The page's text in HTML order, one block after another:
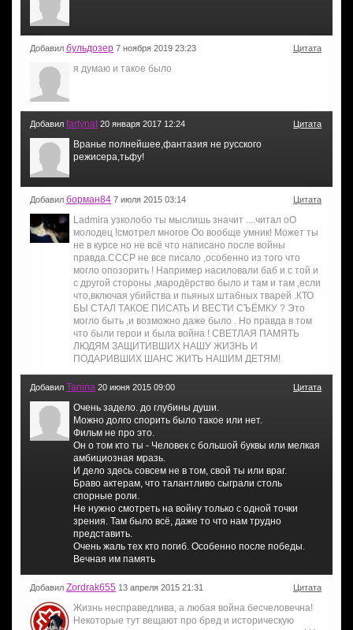
Добавил бульдозер 7 ноября 2019 23:23 Цитата
я думаю и такое было
Добавил fartynat 20 января 2017 12:24 Цитата
Вранье полнейшее,фантазия не русского
режисера,тьфу!
Добавил борман84 7 июля 2015 03:14 Цитата
Ladmira узколобо ты мыслишь значит ....читал оО
молодец !смотрел многое Оо вообще умник! Может ты
не в курсе но не всё что написано после войны
правда.СССР не все писало ,особенно из того что
могло опозорить ! Например насиловали баб и с той и
с другой стороны ,мародёрство было и там и там ,если
что,включая убийства и пьяных штабных тварей .КТО
БЫ СТАЛ ТАКОЕ ПИСАТЬ И ВЕСТИ СЪЁМКУ ? Это
могло быть ,и возможно даже было . Но правда в том
что были герои и была война ! СВЕТЛАЯ ПАМЯТЬ
ЛЮДЯМ ЗАЩИТИВШИХ НАШУ ЖИЗНЬ И
ПОДАРИВШИХ ШАНС ЖИТЬ НАШИМ ДЕТЯМ!
Добавил Tanina 20 июня 2015 09:00 Цитата
Очень задело. до глубины души.
Можно долго спорить было такое или нет.
Фильм не про это.
Он о том кто ты - Человек с большой буквы или мелкая
амбициозная мразь.
И дело здесь совсем не в том, свой ты или враг.
Браво актерам, что талантливо сыграли столь
спорные роли.
Не нужно смотреть на войну только с одной точки
зрения. Там было всё, даже то что нам трудно
представить.
Очень жаль тех кто погиб. Особенно после победы.
Вечная им память
Добавил Zordrak655 13 апреля 2015 21:31 Цитата
Жизнь несправедлива, а любая война бесчеловечна!
Некоторые тут вещают про бред и историческую